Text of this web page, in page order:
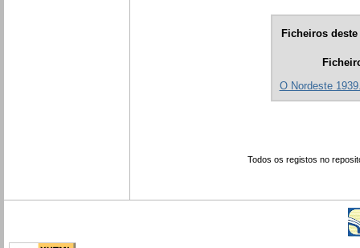
Ficheiros
O Nordeste
Todos os registos no